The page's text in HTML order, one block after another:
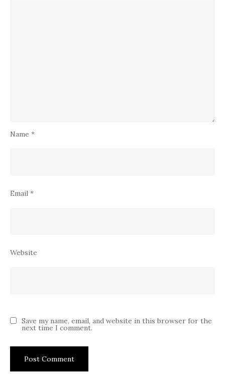
Name *
Email *
Website
Save my name, email, and website in this browser for the
next time I comment.